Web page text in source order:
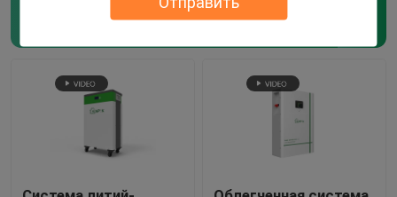
Батарея лития накопления энергии